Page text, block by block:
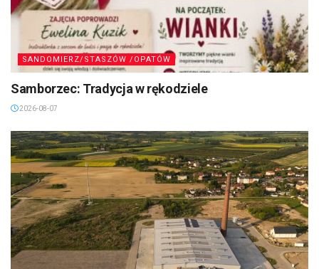
SANDOMIERZ/STASZÓW /OPATÓW
Samborzec: Tradycja w rękodziele
2026-08-07